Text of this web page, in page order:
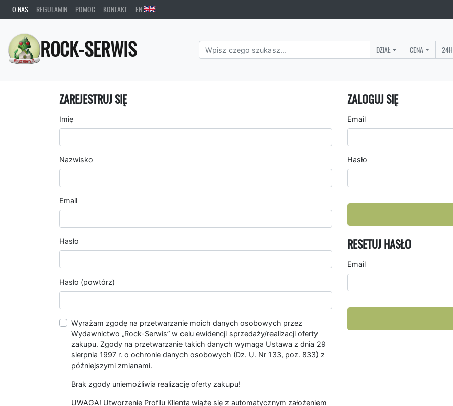
O NAS REGULAMIN POMOC KONTAKT EN
ROCK-SERWIS DZIAŁ CENA
ZAREJESTRUJ SIĘ
Imię
Nazwisko
Email
Hasło
Hasło (powtórz)
Wyrażam zgodę na przetwarzanie moich danych osobowych przez
Wydawnictwo „Rock-Serwis” w celu ewidencji sprzedaży/realizacji oferty
zakupu. Zgody na przetwarzanie takich danych wymaga Ustawa z dnia 29
sierpnia 1997 r. o ochronie danych osobowych (Dz. U. Nr 133, poz. 833) z
późniejszymi zmianami.
Brak zgody uniemożliwia realizację oferty zakupu!
UWAGA! Utworzenie Profilu Klienta wiąże się z automatycznym założeniem
ZALOGUJ SIĘ
Email
Hasło
RESETUJ HASŁO
Email